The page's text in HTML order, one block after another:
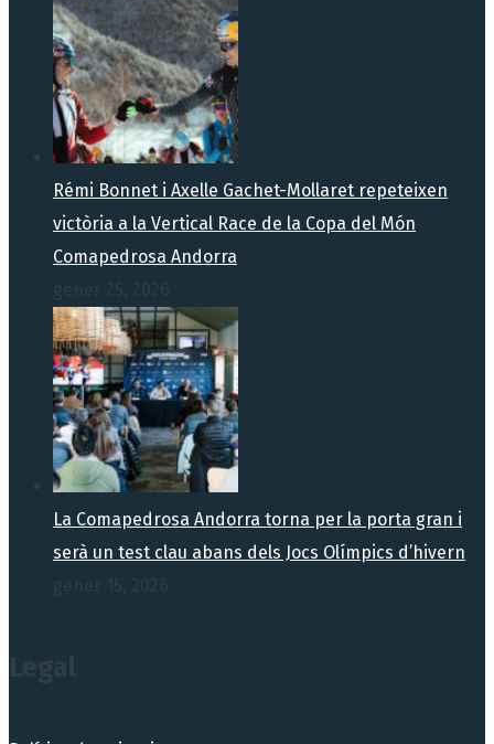
Rémi Bonnet i Axelle Gachet-Mollaret repeteixen
victòria a la Vertical Race de la Copa del Món
Comapedrosa Andorra
La Comapedrosa Andorra torna per la porta gran i
serà un test clau abans dels Jocs Olímpics d’hivern